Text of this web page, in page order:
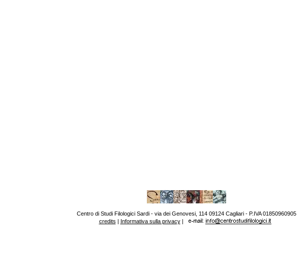
Centro di Studi Filologici Sardi - via dei Genovesi, 114 09124 Cagliari - P.IVA 01850960905
credits | Informativa sulla privacy|